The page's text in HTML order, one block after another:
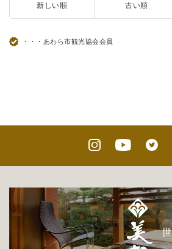
新しい順 古い順
・・・あわら市観光協会会員